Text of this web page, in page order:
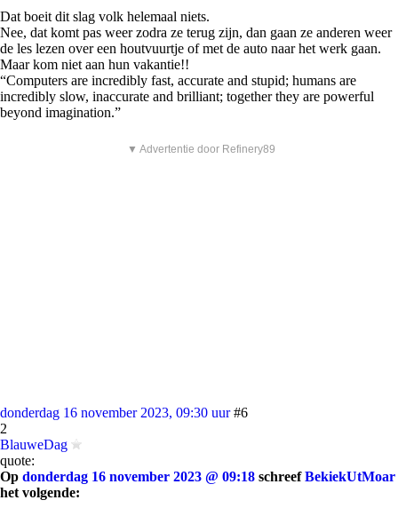
Dat boeit dit slag volk helemaal niets.
Nee, dat komt pas weer zodra ze terug zijn, dan gaan ze anderen weer
de les lezen over een houtvuurtje of met de auto naar het werk gaan.
Maar kom niet aan hun vakantie!!
“Computers are incredibly fast, accurate and stupid; humans are
incredibly slow, inaccurate and brilliant; together they are powerful
beyond imagination.”
▼ Advertentie door Refinery89
donderdag 16 november 2023, 09:30 uur #6
2
BlauweDag
quote:
Op donderdag 16 november 2023 @ 09:18 schreefBekiekUtMoar
het volgende: